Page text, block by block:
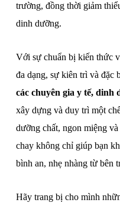
trường, đồng thời giảm
dinh dưỡng.
Với sự chuẩn bị kiến thức
đa dạng, sự kiên trì và đặc
các chuyên gia y tế, dinh
xây dựng và duy trì một
dưỡng chất, ngon miệng
chay không chỉ giúp bạn
bình an, nhẹ nhàng từ bên
Hãy trang bị cho mình